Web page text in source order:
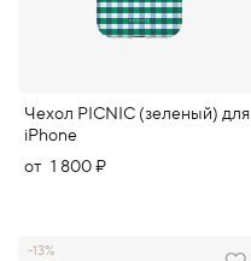
Чехол PICNIC (зеленый) для
iPhone
от 1 800 ₽
-13%